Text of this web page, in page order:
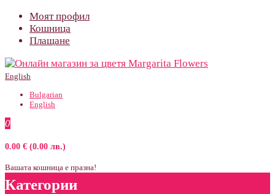
Моят профил
Кошница
Плащане
English
Bulgarian
English
0
0.00 € (0.00 лв.)
Вашата кошница е празна!
Категории